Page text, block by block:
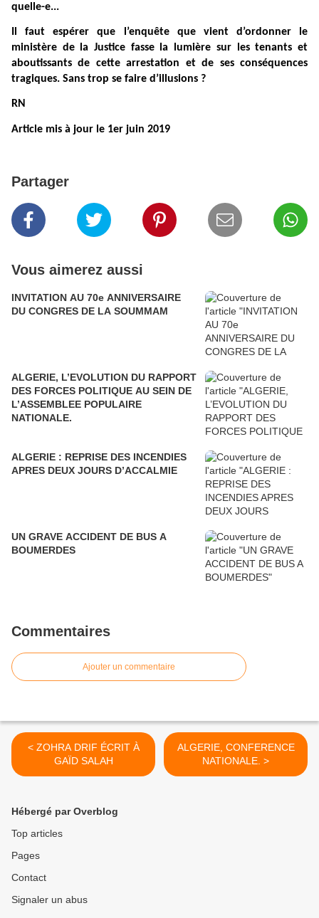
quelle-e...
Il faut espérer que l’enquête que vient d’ordonner le
ministère de la Justice fasse la lumière sur les tenants et
aboutissants de cette arrestation et de ses conséquences
tragiques. Sans trop se faire d’illusions ?
RN
Article mis à jour le 1er juin 2019
Partager
Vous aimerez aussi
INVITATION AU 70e ANNIVERSAIRE
DU CONGRES DE LA SOUMMAM
ALGERIE, L’EVOLUTION DU RAPPORT
DES FORCES POLITIQUE AU SEIN DE
L’ASSEMBLEE POPULAIRE
NATIONALE.
ALGERIE : REPRISE DES INCENDIES
APRES DEUX JOURS D’ACCALMIE
UN GRAVE ACCIDENT DE BUS A
BOUMERDES
Commentaires
Ajouter un commentaire
< ZOHRA DRIF ÉCRIT À
GAÏD SALAH
ALGERIE, CONFERENCE
NATIONALE. >
Hébergé par Overblog
Top articles
Pages
Contact
Signaler un abus